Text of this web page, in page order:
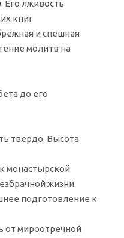
Его лживость
книг
и спешная
молитв на
до его
твердо. Высота
монастырской
жизни.
подготовление к
от мироотречной